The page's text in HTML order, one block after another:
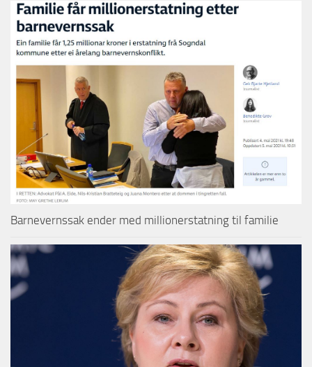
Barnevernssak ender med millionerstatning til familie